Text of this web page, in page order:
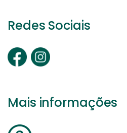
Redes Sociais
Mais informações